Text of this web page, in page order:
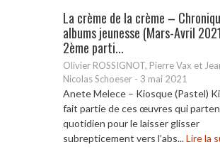
La crème de la crème –
albums jeunesse (Mars-Avril
2ème parti...
Olivier ROSSIGNOT, Pierre Vax et
Nicolas Schoeser - 3 mai 2021
Anete Melece – Kiosque (Pastel)
fait partie de ces œuvres qui
quotidien pour le laisser glisser
subrepticement vers l’abs...Lire la